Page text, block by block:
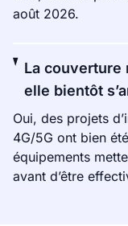
août 2026.
La couverture
elle bientôt
Oui, des projets
4G/5G ont bien
équipements
avant d’être